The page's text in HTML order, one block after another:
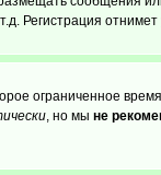
Регистрация
ограниченное
, но мы не